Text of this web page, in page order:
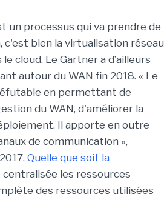
un processus qui va prendre de
c'est bien la virtualisation réseau
cloud. Le Gartner a d’ailleurs
autour du WAN fin 2018. « Le
en permettant de
du WAN, d'améliorer la
Il apporte en outre
de communication »,
Quelle que soit la
centralisée les ressources
des ressources utilisées